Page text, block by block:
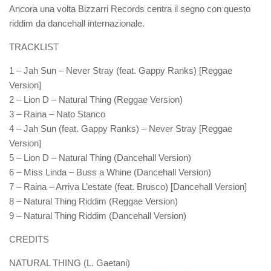
Ancora una volta Bizzarri Records centra il segno con questo
riddim da dancehall internazionale.
TRACKLIST
1 – Jah Sun – Never Stray (feat. Gappy Ranks) [Reggae
Version]
2 – Lion D – Natural Thing (Reggae Version)
3 – Raina – Nato Stanco
4 – Jah Sun (feat. Gappy Ranks) – Never Stray [Reggae
Version]
5 – Lion D – Natural Thing (Dancehall Version)
6 – Miss Linda – Buss a Whine (Dancehall Version)
7 – Raina – Arriva L’estate (feat. Brusco) [Dancehall Version]
8 – Natural Thing Riddim (Reggae Version)
9 – Natural Thing Riddim (Dancehall Version)
CREDITS
NATURAL THING (L. Gaetani)